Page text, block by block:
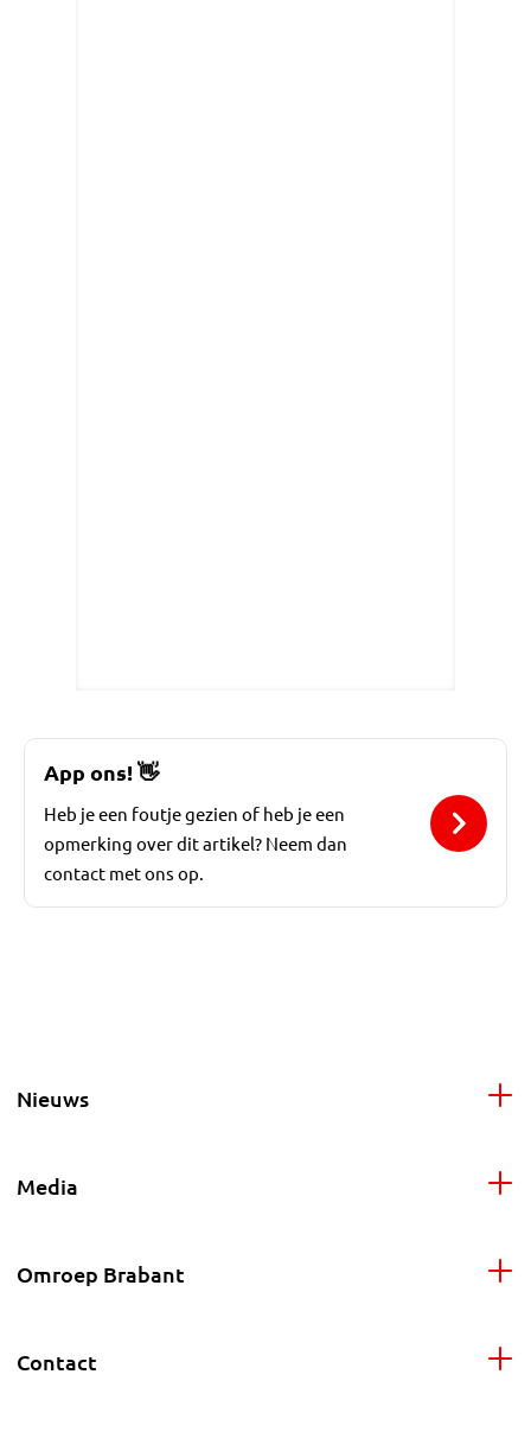
App ons!👋
Heb je een foutje gezien of heb je een
opmerking over dit artikel? Neem dan
contact met ons op.
Nieuws
Media
Omroep Brabant
Contact